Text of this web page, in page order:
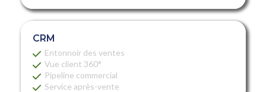
CRM
Entonnoir des ventes
Vue client 360°
Pipeline commercial
Service après-vente